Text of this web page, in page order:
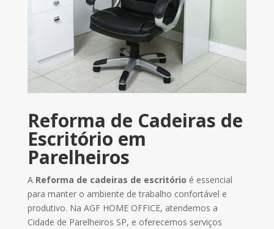
Reforma de Cadeiras de
Escritório em
Parelheiros
A Reforma de cadeiras de escritório é essencial
para manter o ambiente de trabalho confortável e
produtivo. Na AGF HOME OFFICE, atendemos a
Cidade de Parelheiros SP, e oferecemos serviços